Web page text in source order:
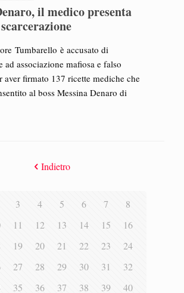
il medico presenta
Tumbarello è accusato di
ad associazione mafiosa e falso
aver firmato 137 ricette mediche che
al boss Messina Denaro di
Indietro
3 4 5 6 7
8
11 12 13 14 15
16
19 20 21 22 23
24
27 28 29 30 31
32
35 36 37 38 39
40